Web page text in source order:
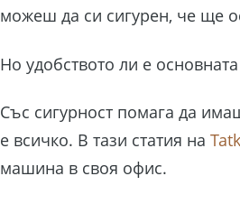
можеш да си сигурен, че ще
Но удобството ли е
Със сигурност помага да
е всичко. В тази статия на
машина в своя офис.